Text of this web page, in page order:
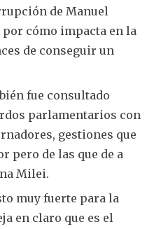
de Manuel
cómo impacta en la
de conseguir un
fue consultado
parlamentarios con
gestiones que
pero de las que de a
Milei.
muy fuerte para la
en claro que es el